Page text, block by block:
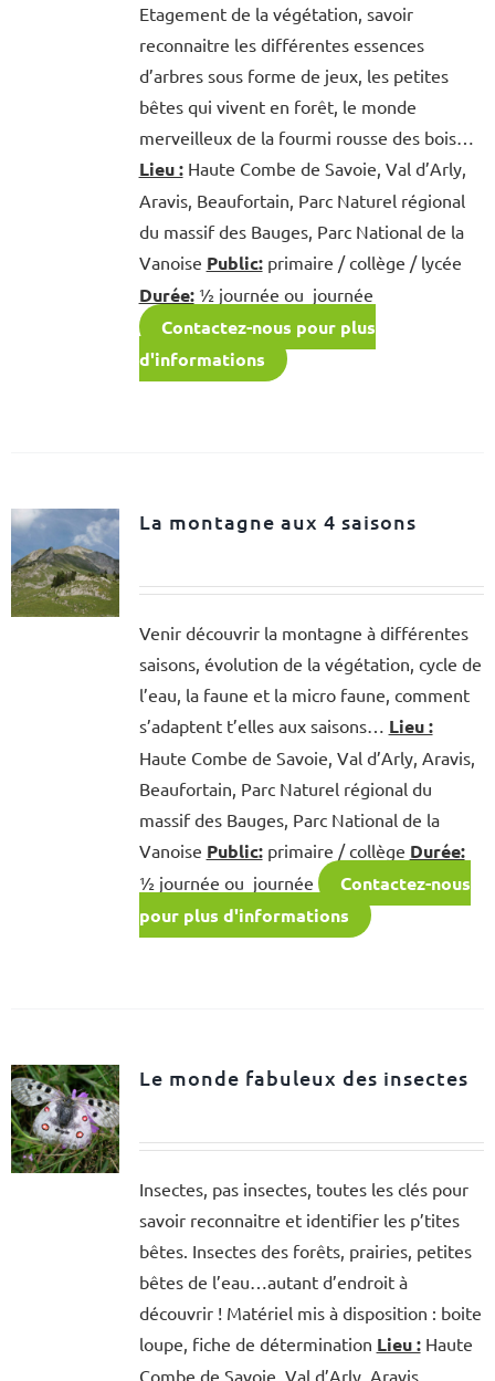
Etagement de la végétation, savoir
reconnaitre les différentes essences
d’arbres sous forme de jeux, les petites
bêtes qui vivent en forêt, le monde
merveilleux de la fourmi rousse des bois…
Lieu :Haute Combe de Savoie, Val d’Arly,
Aravis, Beaufortain, Parc Naturel régional
du massif des Bauges, Parc National de la
Vanoise Public:primaire / collège / lycée
Durée:½ journée ou journée
Contactez-nous pour plus
d'informations
La montagne aux 4 saisons
Venir découvrir la montagne à différentes
saisons, évolution de la végétation, cycle de
l’eau, la faune et la micro faune, comment
s’adaptent t’elles aux saisons… Lieu :
Haute Combe de Savoie, Val d’Arly, Aravis,
Beaufortain, Parc Naturel régional du
massif des Bauges, Parc National de la
Vanoise Public:primaire / collège Durée:
½ journée ou journée
Contactez-nous
pour plus d'informations
Le monde fabuleux des insectes
Insectes, pas insectes, toutes les clés pour
savoir reconnaitre et identifier les p’tites
bêtes. Insectes des forêts, prairies, petites
bêtes de l’eau…autant d’endroit à
découvrir ! Matériel mis à disposition : boite
loupe, fiche de détermination Lieu :Haute
Combe de Savoie, Val d’Arly, Aravis,